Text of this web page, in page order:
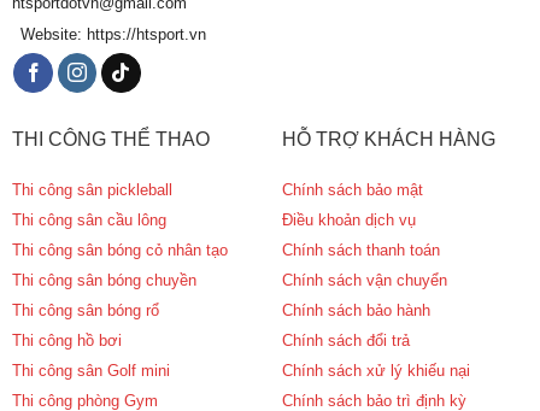
Website: https://htsport.vn
THI CÔNG THỂ THAO
Thi công sân pickleball
Thi công sân cầu lông
Thi công sân bóng cỏ nhân tạo
Thi công sân bóng chuyền
Thi công sân bóng rổ
Thi công hồ bơi
Thi công sân Golf mini
Thi công phòng Gym
HỖ TRỢ KHÁCH HÀNG
Chính sách bảo mật
Điều khoản dịch vụ
Chính sách thanh toán
Chính sách vận chuyển
Chính sách bảo hành
Chính sách đổi trả
Chính sách xử lý khiếu nại
Chính sách bảo trì định kỳ